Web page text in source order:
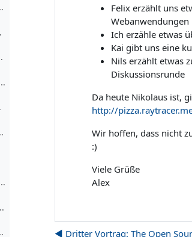
Brehm (08.07.2026)
Yannick Buchen (03.06.2026)
2026 (Kopie)
(10.12.2025)
Alexander Gehrke (16.07.2025) - Teil 1
- Teil 2
Finkelmann (21.05.2025)
Felix erzählt uns
Webanwendungen
Ich erzähle etwas
Kai gibt uns eine
Nils erzählt etwas
Diskussionsrunde
Da heute Nikolaus ist,
http://
Wir hoffen, dass nicht
:)
Viele Grüße
Alex
◀︎ Dritter Vortrag: The Open